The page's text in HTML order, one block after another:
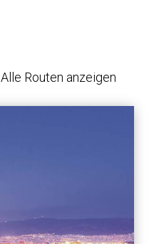
Alle Routen anzeigen